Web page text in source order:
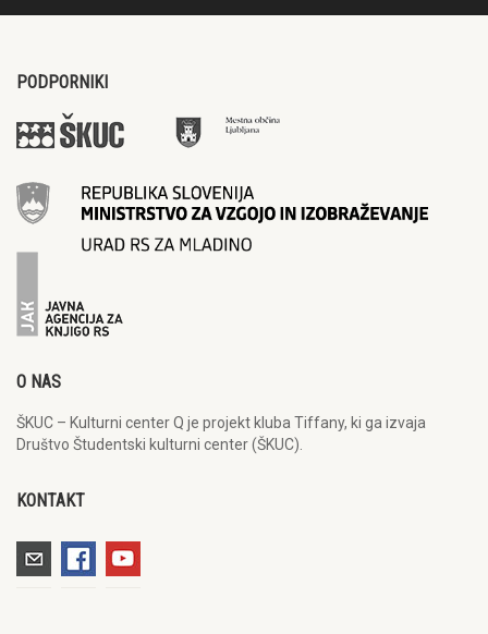
PODPORNIKI
O NAS
ŠKUC – Kulturni center Q je projekt kluba Tiffany, ki ga izvaja
Društvo Študentski kulturni center (ŠKUC).
KONTAKT